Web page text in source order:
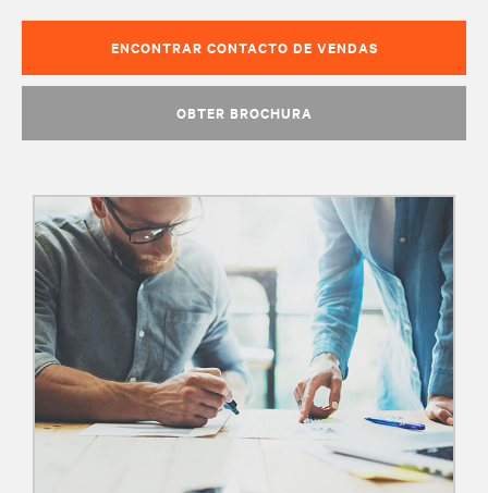
ENCONTRAR CONTACTO DE VENDAS
OBTER BROCHURA